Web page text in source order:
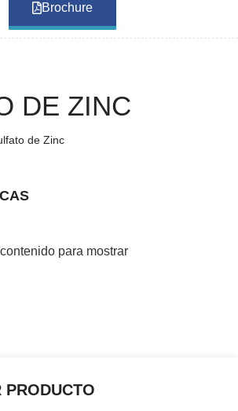
Brochure
DE ZINC
de Zinc
para mostrar
PRODUCTO